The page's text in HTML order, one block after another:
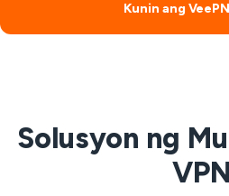
Kunin ang
Solusyon ng
VPN